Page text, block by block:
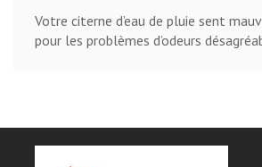
Votre citerne d’eau de pluie sent
pour les problèmes d’odeurs